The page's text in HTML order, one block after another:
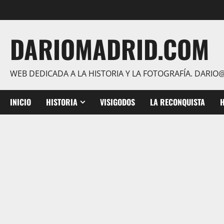
al
DARIOMADRID.COM
WEB DEDICADA A LA HISTORIA Y LA FOTOGRAFÍA.
INICIO HISTORIA VISIGODOS LA RECONQUISTA